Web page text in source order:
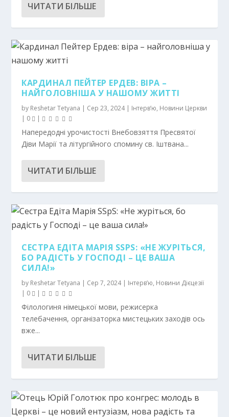
ЧИТАТИ БІЛЬШЕ
КАРДИНАЛ ПЕЙТЕР ЕРДЕВ: ВІРА –
НАЙГОЛОВНІША У НАШОМУ ЖИТТІ
by Reshetar Tetyana | Сер 23, 2024| Інтерв’ю, Новини Церкви
| 0 |
Напередодні урочистості Внебовзяття Пресвятої
Діви Марії та літургійного спомину св. Іштвана...
ЧИТАТИ БІЛЬШЕ
СЕСТРА ЕДІТА МАРІЯ SSPS: «НЕ ЖУРІТЬСЯ,
БО РАДІСТЬ У ГОСПОДІ – ЦЕ ВАША
СИЛА!»
by Reshetar Tetyana | Сер 7, 2024| Інтерв’ю, Новини Дієцезії
| 0 |
Філологиня німецької мови, режисерка
телебачення, організаторка мистецьких заходів ось
вже...
ЧИТАТИ БІЛЬШЕ